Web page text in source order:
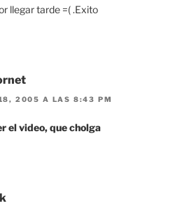
llegar tarde =( .Exito
18, 2005 A LAS 8:43 PM
el video, que cholga